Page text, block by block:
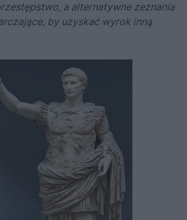
a alternatywne zeznania
by uzyskać wyrok inną